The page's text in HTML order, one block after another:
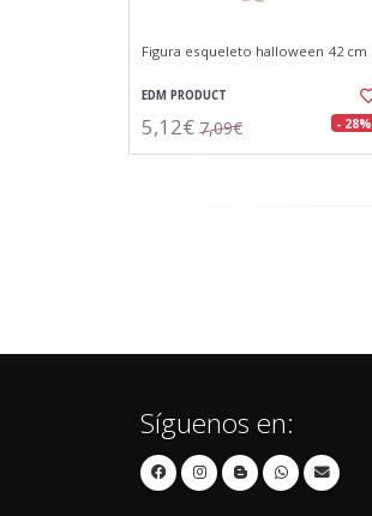
Figura esqueleto halloween 42 cm
EDM PRODUCT
5,12€ 7,09€ - 28%
Síguenos en: